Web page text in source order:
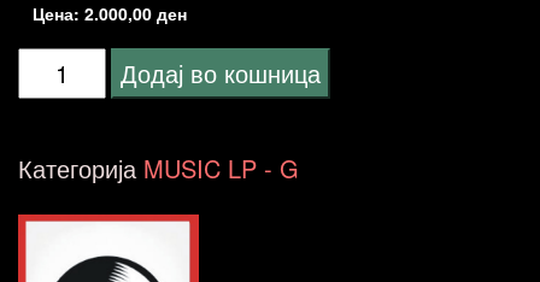
Цена: 2.000,00 ден
Grandmaster
&
Додај во кошница
Категорија MUSIC LP - G